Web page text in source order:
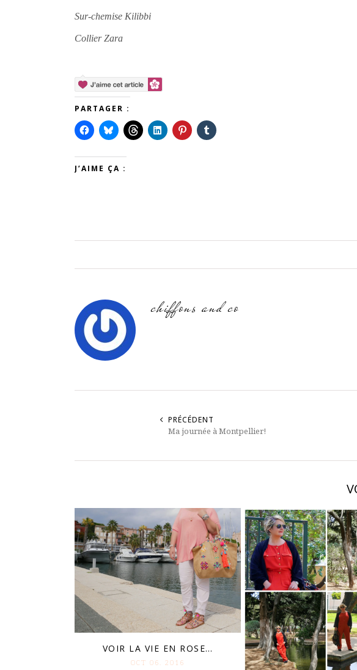
Sur-chemise Kilibbi
Collier Zara
PARTAGER :
J’AIME ÇA :
chiffons and co
PRÉCÉDENT
Ma journée à Montpellier!
VOIR LA VIE EN ROSE…
OCT 06. 2016